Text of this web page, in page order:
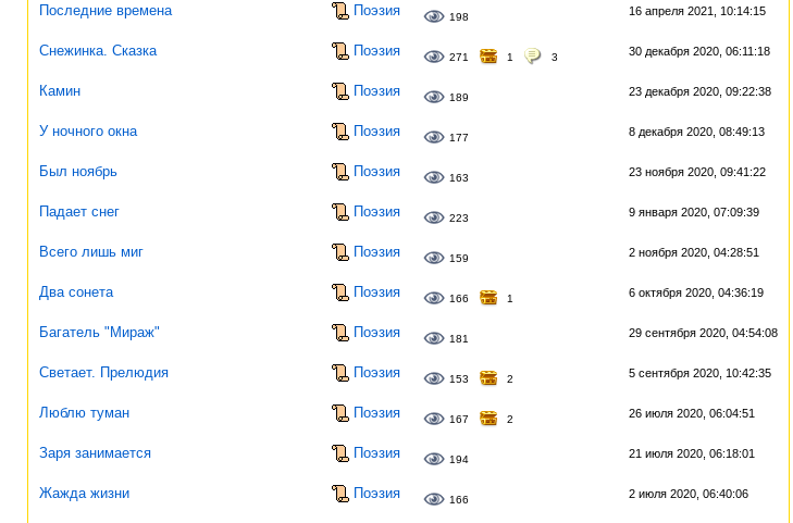
Последние времена Поэзия 198 16 апреля 2021, 10:14:15
Снежинка. Сказка Поэзия 271 1 3 30 декабря 2020, 06:11:18
Камин Поэзия 189 23 декабря 2020, 09:22:38
У ночного окна Поэзия 177 8 декабря 2020, 08:49:13
Был ноябрь Поэзия 163 23 ноября 2020, 09:41:22
Падает снег Поэзия 223 9 января 2020, 07:09:39
Всего лишь миг Поэзия 159 2 ноября 2020, 04:28:51
Два сонета Поэзия 166 1 6 октября 2020, 04:36:19
Багатель "Мираж" Поэзия 181 29 сентября 2020, 04:54:08
Светает. Прелюдия Поэзия 153 2 5 сентября 2020, 10:42:35
Люблю туман Поэзия 167 2 26 июля 2020, 06:04:51
Заря занимается Поэзия 194 21 июля 2020, 06:18:01
Жажда жизни Поэзия 166 2 июля 2020, 06:40:06